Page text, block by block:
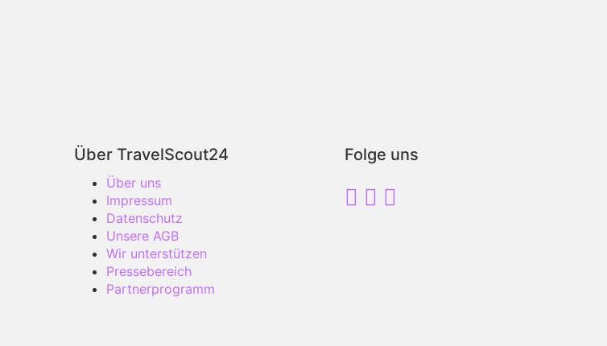
Über TravelScout24
Über uns
Impressum
Datenschutz
Unsere AGB
Wir unterstützen
Pressebereich
Partnerprogramm
Folge uns